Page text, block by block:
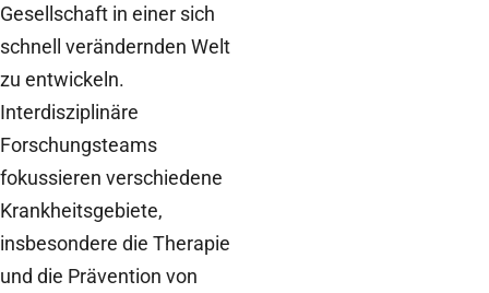
Gesellschaft in einer sich
schnell verändernden Welt
zu entwickeln.
Interdisziplinäre
Forschungsteams
fokussieren verschiedene
Krankheitsgebiete,
insbesondere die Therapie
und die Prävention von